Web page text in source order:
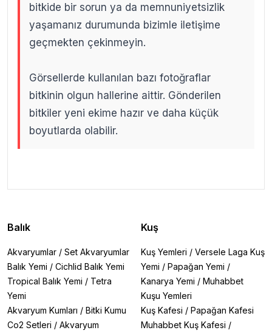
bitkide bir sorun ya da memnuniyetsizlik
yaşamanız durumunda bizimle iletişime
geçmekten çekinmeyin.
Görsellerde kullanılan bazı fotoğraflar
bitkinin olgun hallerine aittir. Gönderilen
bitkiler yeni ekime hazır ve daha küçük
boyutlarda olabilir.
Balık
Akvaryumlar / Set Akvaryumlar
Balık Yemi / Cichlid Balık Yemi
Tropical Balık Yemi / Tetra
Yemi
Akvaryum Kumları / Bitki Kumu
Co2 Setleri / Akvaryum
Kuş
Kuş Yemleri / Versele Laga Kuş
Yemi / Papağan Yemi /
Kanarya Yemi / Muhabbet
Kuşu Yemleri
Kuş Kafesi / Papağan Kafesi
Muhabbet Kuş Kafesi /